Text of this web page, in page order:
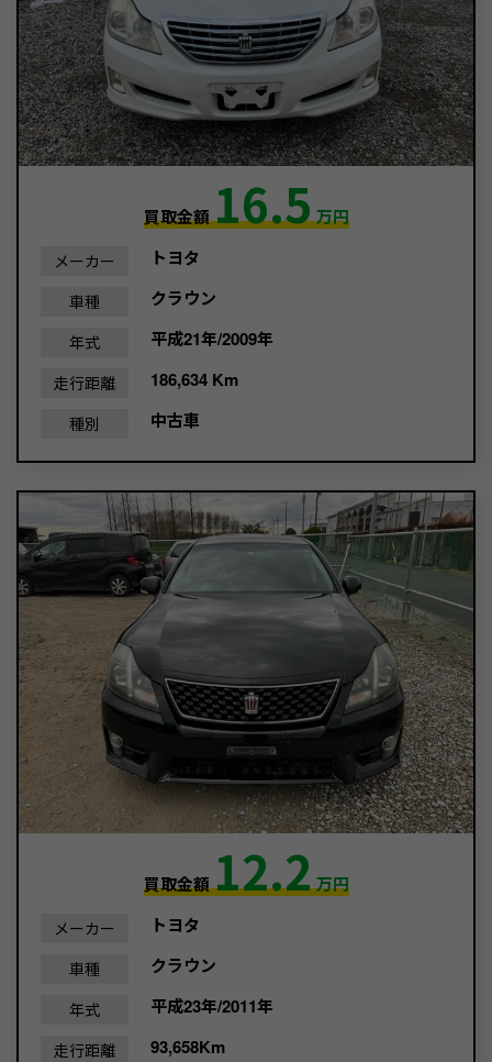
買取金額16.5万円
メーカー トヨタ
車種 クラウン
年式 平成21年/2009年
走行距離 186,634 Km
種別 中古車
買取金額12.2万円
メーカー トヨタ
車種 クラウン
年式 平成23年/2011年
走行距離 93,658Km